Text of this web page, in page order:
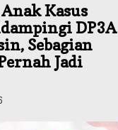
Kasus
DP3A
Sebagian
Jadi